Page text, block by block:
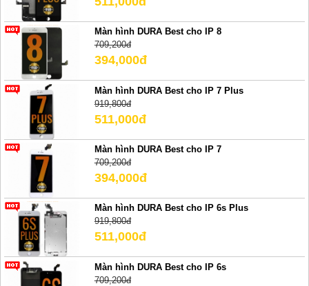
Màn hình DURA Best cho IP 8
709,200đ
394,000đ
Màn hình DURA Best cho IP 7 Plus
919,800đ
511,000đ
Màn hình DURA Best cho IP 7
709,200đ
394,000đ
Màn hình DURA Best cho IP 6s Plus
919,800đ
511,000đ
Màn hình DURA Best cho IP 6s
709,200đ